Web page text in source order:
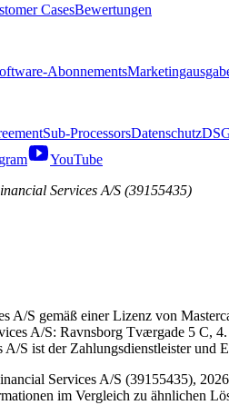
CasesBewertungen
Abonnements
Sub-ProcessorsDatenschutz
YouTube
Services A/S (39155435)
A/S gemäß einer Lizenz von
A/S: Ravnsborg Tværgade 5 C,
S ist der Zahlungsdienstleister und
Services A/S (39155435),
im Vergleich zu ähnlichen